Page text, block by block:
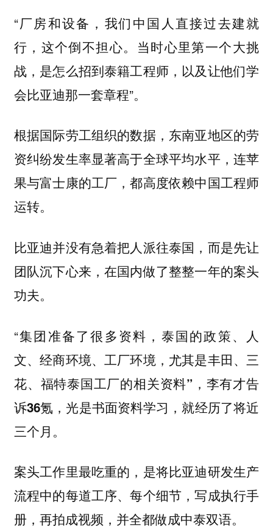
“厂房和设备，我们中国人直接过去建就
行，这个倒不担心。当时心里第一个大挑
战，是怎么招到泰籍工程师，以及让他们学
会比亚迪那一套章程”。
根据国际劳工组织的数据，东南亚地区的劳
资纠纷发生率显著高于全球平均水平，连苹
果与富士康的工厂，都高度依赖中国工程师
运转。
比亚迪并没有急着把人派往泰国，而是先让
团队沉下心来，在国内做了整整一年的案头
功夫。
“集团准备了很多资料，泰国的政策、人
文、经商环境、工厂环境， 尤其是丰田、三
花、福特泰国工厂的相关资料”，李有才告
诉36氪，光是书面资料学习，就经历了将近
三个月。
案头工作里最吃重的，是将比亚迪研发生产
流程中的每道工序、每个细节，写成执行手
册，再拍成视频，并全都做成中泰双语。